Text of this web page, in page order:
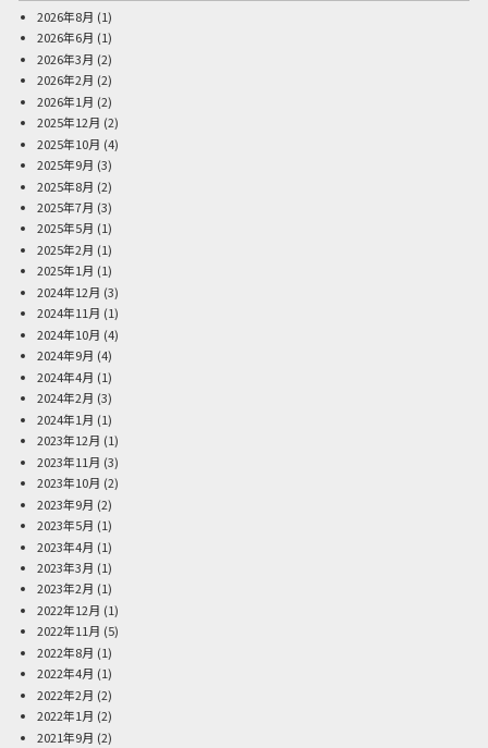
2026年8月 (1)
2026年6月 (1)
2026年3月 (2)
2026年2月 (2)
2026年1月 (2)
2025年12月 (2)
2025年10月 (4)
2025年9月 (3)
2025年8月 (2)
2025年7月 (3)
2025年5月 (1)
2025年2月 (1)
2025年1月 (1)
2024年12月 (3)
2024年11月 (1)
2024年10月 (4)
2024年9月 (4)
2024年4月 (1)
2024年2月 (3)
2024年1月 (1)
2023年12月 (1)
2023年11月 (3)
2023年10月 (2)
2023年9月 (2)
2023年5月 (1)
2023年4月 (1)
2023年3月 (1)
2023年2月 (1)
2022年12月 (1)
2022年11月 (5)
2022年8月 (1)
2022年4月 (1)
2022年2月 (2)
2022年1月 (2)
2021年9月 (2)